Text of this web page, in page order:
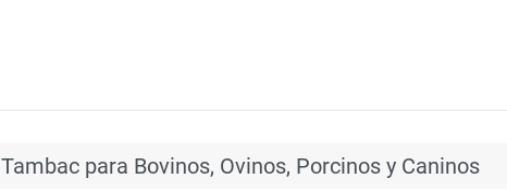
Tambac para Bovinos, Ovinos, Porcinos y Caninos